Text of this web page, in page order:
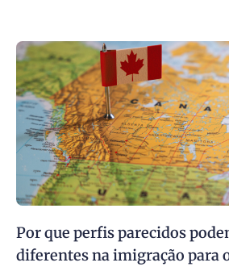
Por que perfis parecidos
diferentes na imigração para